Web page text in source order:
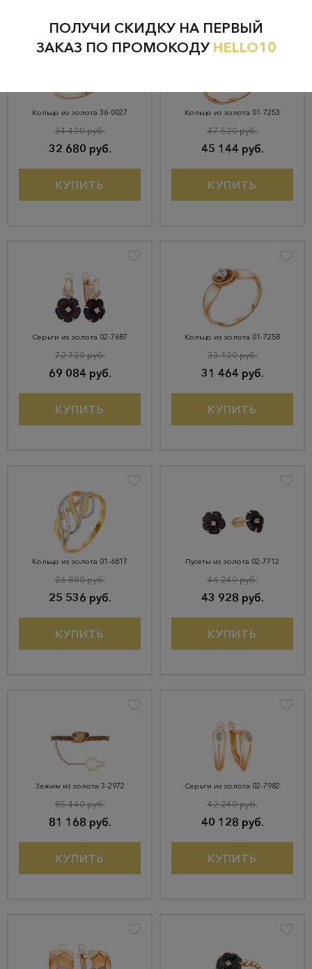
Кольцо из золота 36-0027
32 680 руб.
34 400 руб.
КУПИТЬ
Кольцо из золота 01-7253
45 144 руб.
47 520 руб.
КУПИТЬ
Серьги из золота 02-7687
69 084 руб.
72 720 руб.
КУПИТЬ
Кольцо из золота 01-7258
31 464 руб.
33 120 руб.
КУПИТЬ
Кольцо из золота 01-6817
25 536 руб.
26 880 руб.
КУПИТЬ
Пусеты из золота 02-7712
43 928 руб.
46 240 руб.
КУПИТЬ
Зажим из золота 3-2972
81 168 руб.
85 440 руб.
КУПИТЬ
Серьги из золота 02-7982
40 128 руб.
42 240 руб.
КУПИТЬ
ПОЛУЧИ СКИДКУ НА ПЕРВЫЙ
ЗАКАЗ ПО ПРОМОКОДУ HELLO10